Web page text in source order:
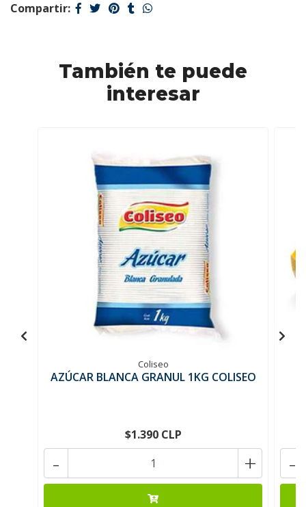
Compartir:
También te puede
interesar
Coliseo
AZÚCAR BLANCA GRANUL 1KG COLISEO
$1.390 CLP
+
- -